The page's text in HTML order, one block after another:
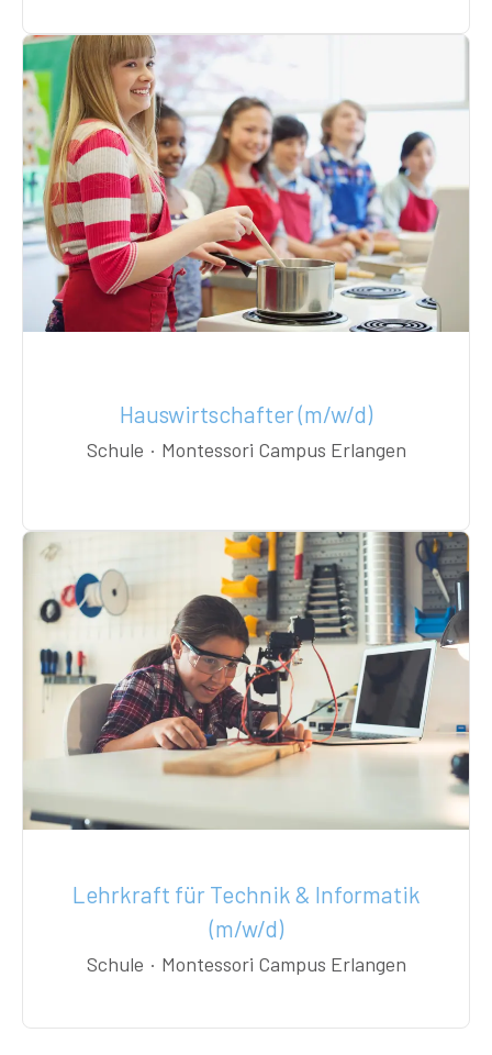
Hauswirtschafter (m/w/d)
Schule · Montessori Campus Erlangen
Lehrkraft für Technik & Informatik
(m/w/d)
Schule · Montessori Campus Erlangen